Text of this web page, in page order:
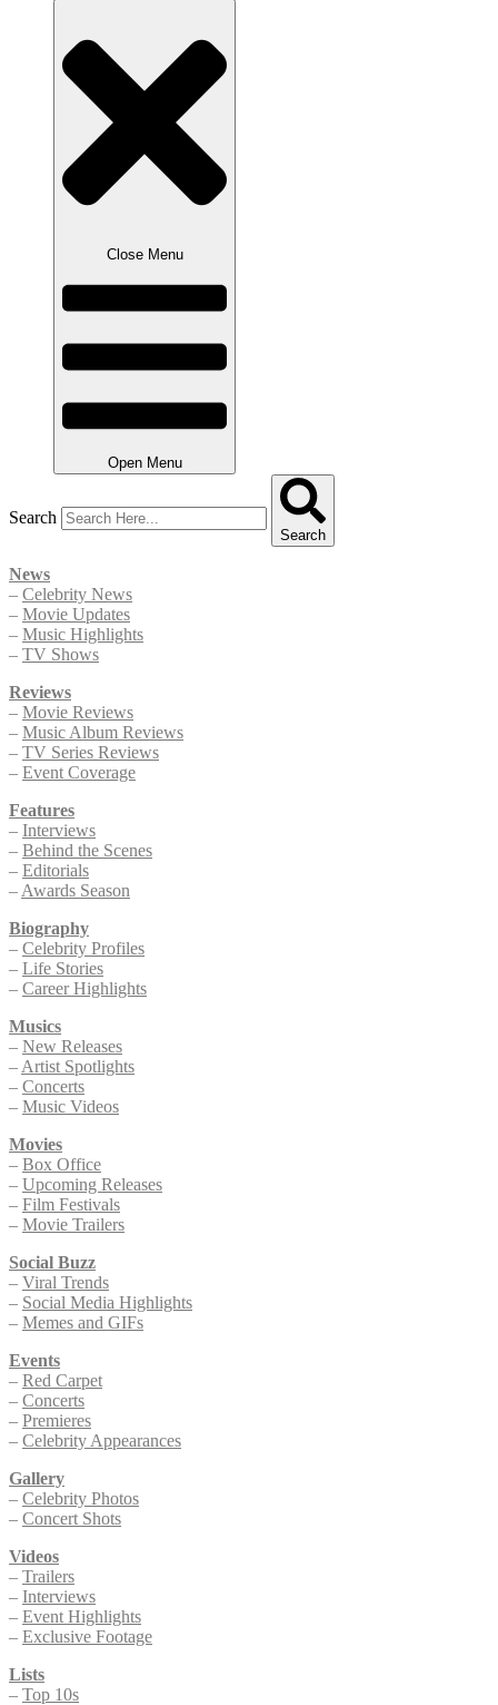
Close Menu
Open Menu
Search
Search
News
– Celebrity News
– Movie Updates
– Music Highlights
– TV Shows
Reviews
– Movie Reviews
– Music Album Reviews
– TV Series Reviews
– Event Coverage
Features
– Interviews
– Behind the Scenes
– Editorials
– Awards Season
Biography
– Celebrity Profiles
– Life Stories
– Career Highlights
Musics
– New Releases
– Artist Spotlights
– Concerts
– Music Videos
Movies
– Box Office
– Upcoming Releases
– Film Festivals
– Movie Trailers
Social Buzz
– Viral Trends
– Social Media Highlights
– Memes and GIFs
Events
– Red Carpet
– Concerts
– Premieres
– Celebrity Appearances
Gallery
– Celebrity Photos
– Concert Shots
Videos
– Trailers
– Interviews
– Event Highlights
– Exclusive Footage
Lists
– Top 10s